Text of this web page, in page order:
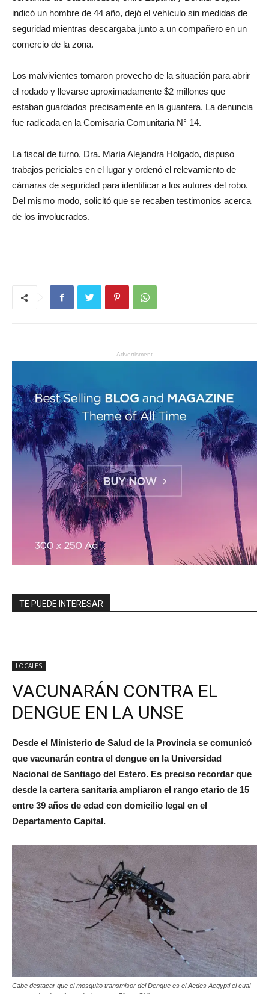
indicó un hombre de 44 año, dejó el vehículo sin medidas de
seguridad mientras descargaba junto a un compañero en un
comercio de la zona.
Los malvivientes tomaron provecho de la situación para abrir
el rodado y llevarse aproximadamente $2 millones que
estaban guardados precisamente en la guantera. La denuncia
fue radicada en la Comisaría Comunitaria N° 14.
La fiscal de turno, Dra. María Alejandra Holgado, dispuso
trabajos periciales en el lugar y ordenó el relevamiento de
cámaras de seguridad para identificar a los autores del robo.
Del mismo modo, solicitó que se recaben testimonios acerca
de los involucrados.
- Advertisment -
TE PUEDE INTERESAR